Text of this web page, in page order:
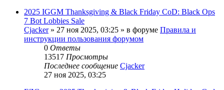
2025 IGGM Thanksgiving & Black Friday CoD: Black Ops
7 Bot Lobbies Sale
Cjacker» 27 ноя 2025, 03:25 » в форуме Правила и
инструкции пользования форумом
0 Ответы
13517 Просмотры
Последнее сообщение Cjacker
27 ноя 2025, 03:25